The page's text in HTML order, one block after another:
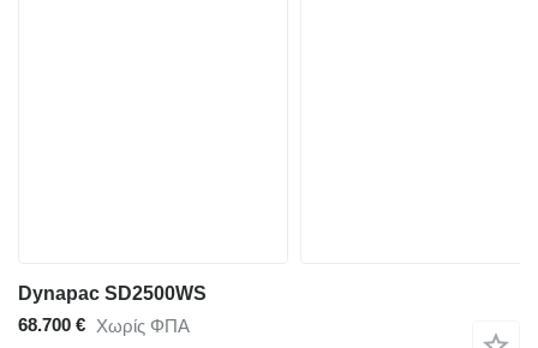
Dynapac SD2500WS
68.700 € Χωρίς ΦΠΑ